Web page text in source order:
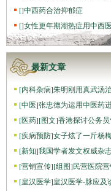
[]中西药合治抑郁症
[]女性更年期潮热症用中西
最新文章
[内科杂病]朱明刚用真武汤
[中医]张忠德为运用中医药
[医药][图文]香港探讨公务员
[疾病预防]女子炫了一斤杨
[新知]我国学者发文权威杂
[营销宣传][组图]民营医院
[皇汉医学]皇汉医学-脉应及